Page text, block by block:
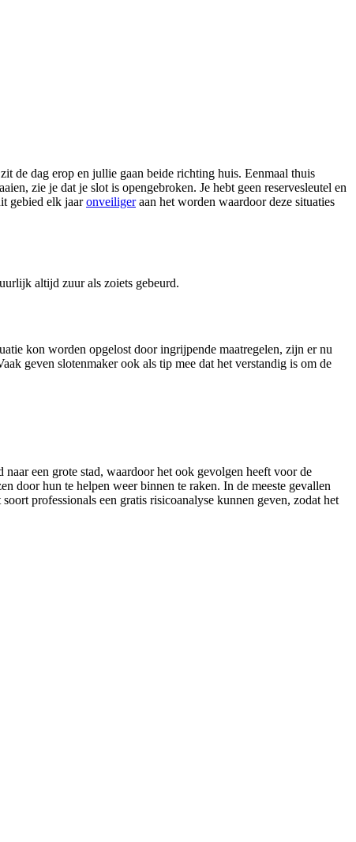
de dag erop en jullie gaan beide richting huis. Eenmaal thuis
zie je dat je slot is opengebroken. Je hebt geen reservesleutel en
gebied elk jaaronveiligeraan het worden waardoor deze situaties
altijd zuur als zoiets gebeurd.
kon worden opgelost door ingrijpende maatregelen, zijn er nu
geven slotenmaker ook als tip mee dat het verstandig is om de
een grote stad, waardoor het ook gevolgen heeft voor de
door hun te helpen weer binnen te raken. In de meeste gevallen
professionals een gratis risicoanalyse kunnen geven, zodat het